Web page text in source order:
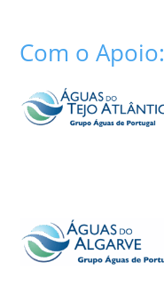
Com o Apoio: